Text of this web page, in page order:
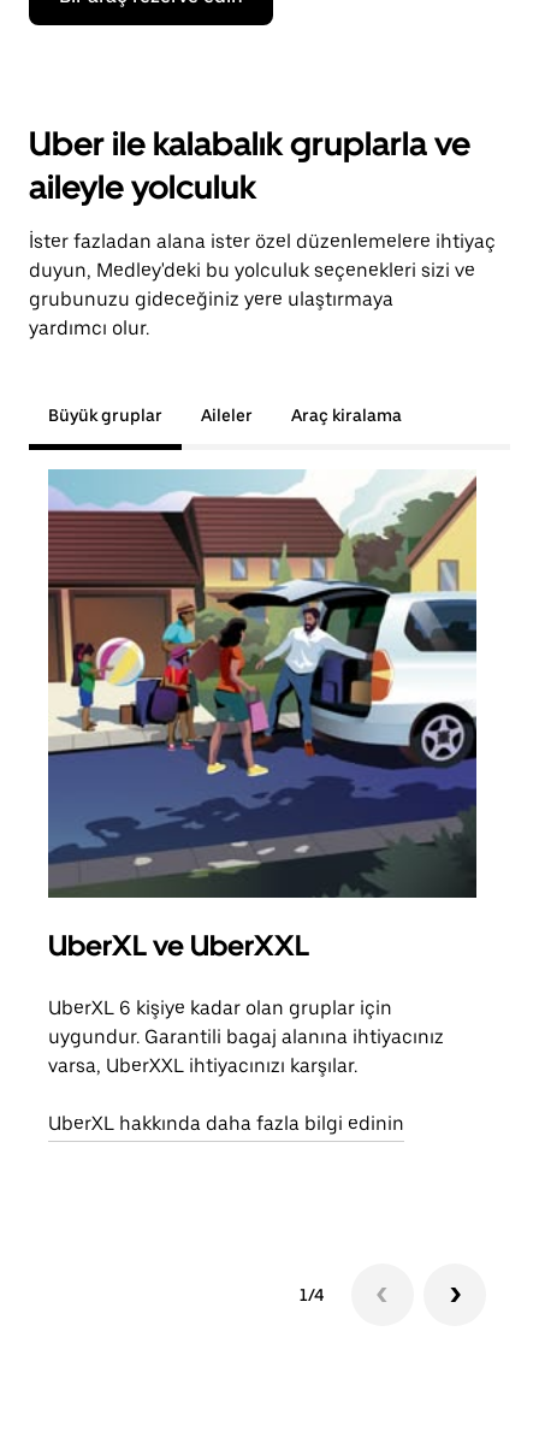
Uber ile kalabalık gruplarla ve
aileyle yolculuk
İster fazladan alana ister özel düzenlemelere ihtiyaç
duyun, Medley'deki bu yolculuk seçenekleri sizi ve
grubunuzu gideceğiniz yere ulaştırmaya
yardımcı olur.
Büyük gruplar Aileler Araç kiralama
UberXL ve UberXXL
UberXL 6 kişiye kadar olan gruplar için
uygundur. Garantili bagaj alanına ihtiyacınız
varsa, UberXXL ihtiyacınızı karşılar.
UberXL hakkında daha fazla bilgi edinin
1/4